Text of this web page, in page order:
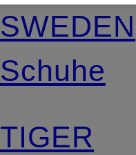
SWEDEN
Schuhe
TIGER